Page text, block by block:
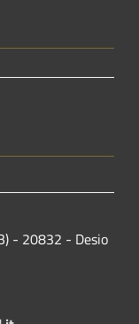
- 20832 - Desio